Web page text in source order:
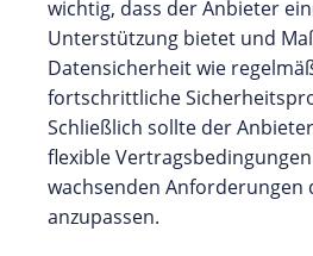
wichtig, dass der Anbieter
Unterstützung bietet und
Datensicherheit wie
fortschrittliche
Schließlich sollte der
flexible
wachsenden Anforderungen
anzupassen.